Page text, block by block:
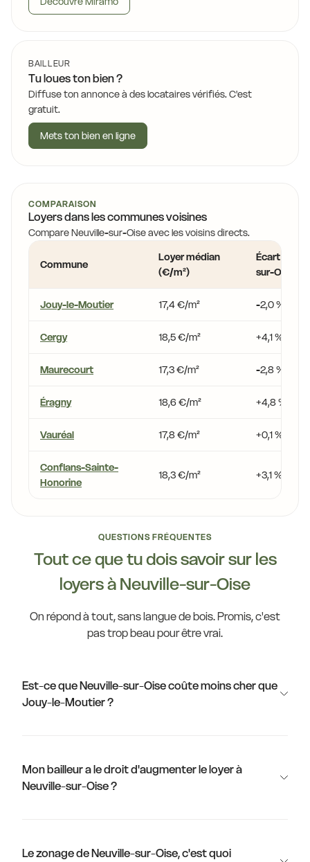
BAILLEUR
Tu loues ton bien ?
Diffuse ton annonce à des locataires vérifiés. C'est
gratuit.
Mets ton bien en ligne
COMPARAISON
Loyers dans les communes voisines
Compare Neuville-sur-Oise avec les voisins directs.
Commune
Loyer médian
(€/m²)
Écart vs
sur-Oise
Jouy-le-Moutier 17,4 €/m² -2,0 %
Cergy 18,5 €/m² +4,1 %
Maurecourt 17,3 €/m² -2,8 %
Éragny 18,6 €/m² +4,8 %
Vauréal 17,8 €/m² +0,1 %
Conflans-Sainte-
Honorine
18,3 €/m² +3,1 %
QUESTIONS FRÉQUENTES
Tout ce que tu dois savoir sur les
loyers à Neuville-sur-Oise
On répond à tout, sans langue de bois. Promis, c'est
pas trop beau pour être vrai.
Est-ce que Neuville-sur-Oise coûte moins cher que
Jouy-le-Moutier ?
Mon bailleur a le droit d'augmenter le loyer à
Neuville-sur-Oise ?
Le zonage de Neuville-sur-Oise, c'est quoi